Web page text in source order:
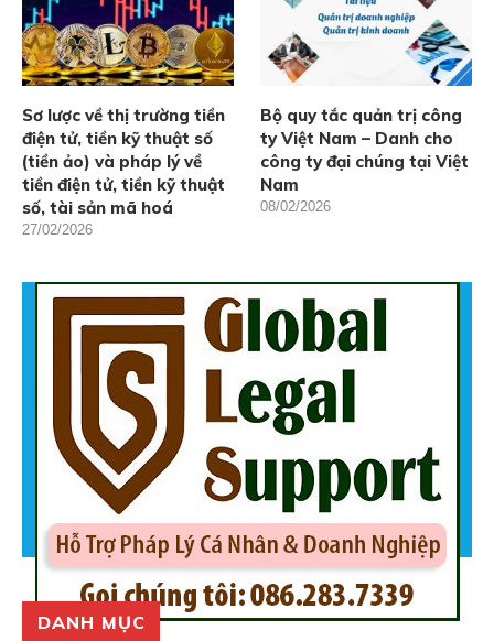
Sơ lược về thị trường tiền
điện tử, tiền kỹ thuật số
(tiền ảo) và pháp lý về
tiền điện tử, tiền kỹ thuật
số, tài sản mã hoá
27/02/2026
Bộ quy tắc quản trị công
ty Việt Nam – Danh cho
công ty đại chúng tại Việt
Nam
08/02/2026
DANH MỤC